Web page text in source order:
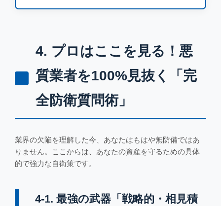
4. プロはここを見る！悪
質業者を100%見抜く「完
全防衛質問術」
業界の欠陥を理解した今、あなたはもはや無防備ではあ
りません。ここからは、あなたの資産を守るための具体
的で強力な自衛策です。
4-1. 最強の武器「戦略的・相見積